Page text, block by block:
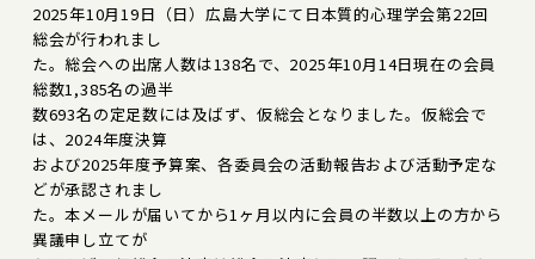
2025年10月19日（日）広島大学にて日本質的心理学会第22回
総会が行われまし
た。総会への出席人数は138名で、2025年10月14日現在の会員
総数1,385名の過半
数693名の定足数には及ばず、仮総会となりました。仮総会で
は、2024年度決算
および2025年度予算案、各委員会の活動報告および活動予定な
どが承認されまし
た。本メールが届いてから1ヶ月以内に会員の半数以上の方から
異議申し立てが